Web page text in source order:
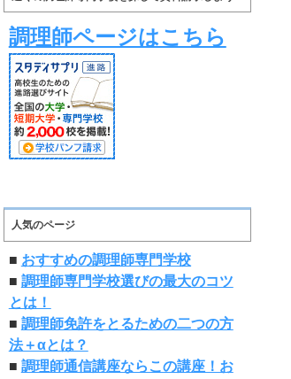
調理師ページはこちら
人気のページ
■ おすすめの調理師専門学校
■ 調理師専門学校選びの最大のコツ
とは！
■ 調理師免許をとるための二つの方
法＋αとは？
■ 調理師通信講座ならこの講座！お